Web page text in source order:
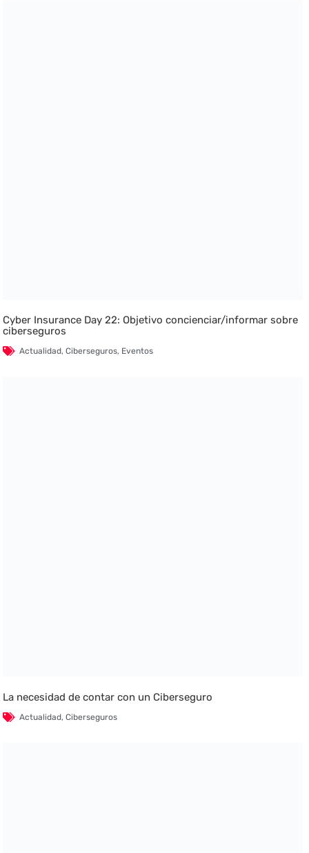
Cyber Insurance Day 22: Objetivo concienciar/informar sobre
ciberseguros
Actualidad,Ciberseguros, Eventos
La necesidad de contar con un Ciberseguro
Actualidad,Ciberseguros